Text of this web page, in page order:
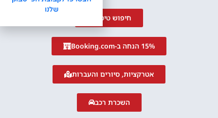
חיפוש טיסה
15% הנחה ב-Booking.com
אטרקציות, סיורים והעברות
השכרת רכב
שלנו